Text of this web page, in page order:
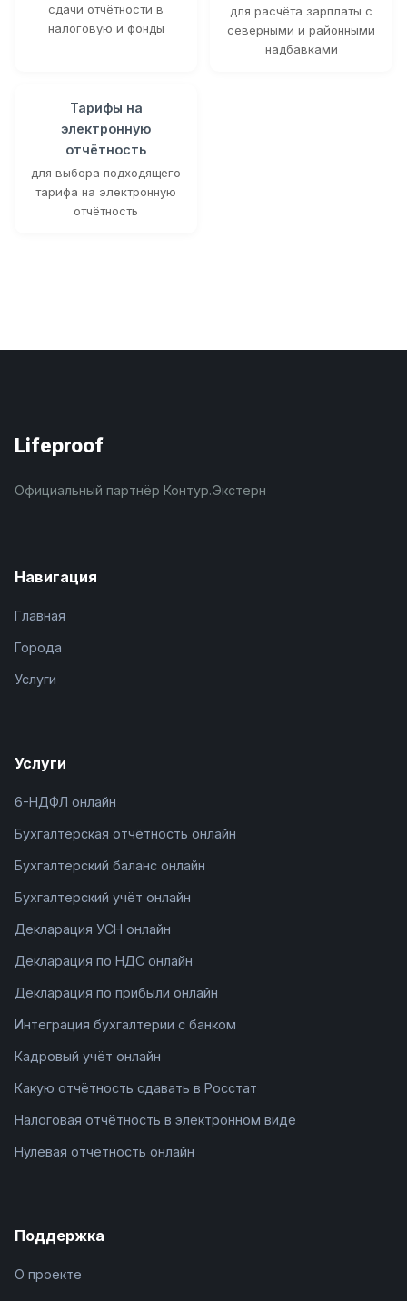
сдачи отчётности в
налоговую и фонды
для расчёта зарплаты с
северными и районными
надбавками
Тарифы на
электронную
отчётность
для выбора подходящего
тарифа на электронную
отчётность
Lifeproof
Официальный партнёр Контур.Экстерн
Навигация
Главная
Города
Услуги
Услуги
6-НДФЛ онлайн
Бухгалтерская отчётность онлайн
Бухгалтерский баланс онлайн
Бухгалтерский учёт онлайн
Декларация УСН онлайн
Декларация по НДС онлайн
Декларация по прибыли онлайн
Интеграция бухгалтерии с банком
Кадровый учёт онлайн
Какую отчётность сдавать в Росстат
Налоговая отчётность в электронном виде
Нулевая отчётность онлайн
Поддержка
О проекте